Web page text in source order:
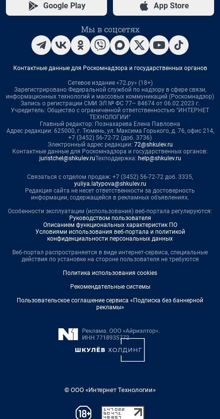
Google Play App Store
Мы в соцсетях
Контактные данные для Роскомнадзора и государственных органов
Сетевое издание «72.ру» (18+)
Зарегистрировано Федеральной службой по надзору в сфере связи,
информационных технологий и массовых коммуникаций (Роскомнадзор)
Запись о регистрации СМИ ЭЛ № ФС 77– 84674 от 06.02.2023 г.
Учредитель: Общество с ограниченной ответственностью "ИНТЕРНЕТ
ТЕХНОЛОГИИ"
Главный редактор: Познахарева Елена Павловна
Адрес редакции: 625000, г. Тюмень, ул. Максима Горького, д. 76, офис 214,
+7 (3452) 56-72-72 (доб. 3736)
Электронный адрес редакции: 72@shkulev.ru
Контактные данные для Роскомнадзора и государственных органов:
juristchel@shkulev.ruТехподдержка: help@shkulev.ru
Связаться с отделом продаж: +7 (3452) 56-72-72 доб. 3335,
yuliya.latypova@shkulev.ru
Редакция сайта не несет ответственности за достоверность
информации, содержащейся в рекламных объявлениях.
Особенности эксплуатации (использования) веб-портала регулируются:
Руководством пользователя
Описанием функциональных характеристик ПО
Условиями использования веб-портала и политикой
конфиденциальности персональных данных
Веб-портал распространяется в виде интернет-сервиса, специальные
действия по установке на стороне пользователя не требуются
Политика использования cookies
Рекомендательные системы
Пользовательское соглашение сервиса «Подписка без баннерной
рекламы»
© ООО «Интернет Технологии»